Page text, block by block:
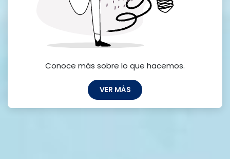
Conoce más sobre lo que hacemos.
VER MÁS